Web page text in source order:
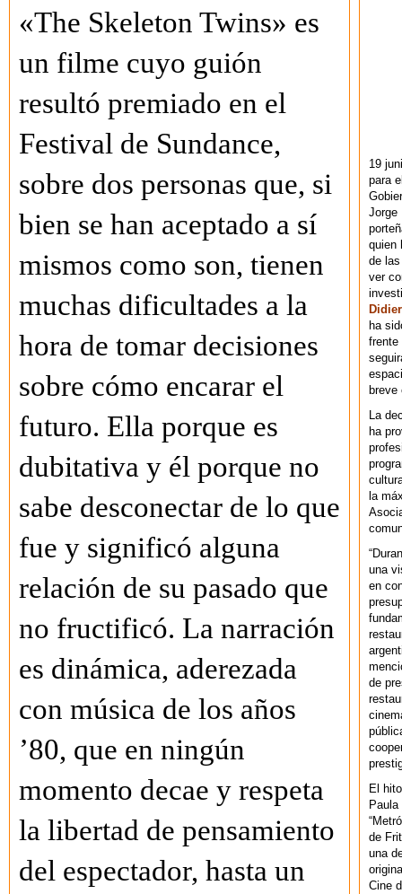
«The Skeleton Twins» es
un filme cuyo guión
resultó premiado en el
Festival de Sundance,
sobre dos personas que, si
bien se han aceptado a sí
mismos como son, tienen
muchas dificultades a la
hora de tomar decisiones
sobre cómo encarar el
futuro. Ella porque es
dubitativa y él porque no
sabe desconectar de lo que
fue y significó alguna
relación de su pasado que
no fructificó. La narración
es dinámica, aderezada
con música de los años
’80, que en ningún
momento decae y respeta
la libertad de pensamiento
del espectador, hasta un
19
para
Jorge
quien
de
ver
Didier
ha
frente
breve
La
ha
la
una
en
de
El
de
una
Cine